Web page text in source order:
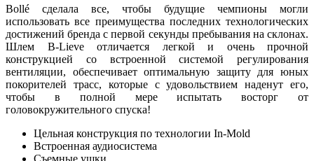
Bollé сделала все, чтобы будущие чемпионы могли
использовать все преимущества последних технологических
достижений бренда с первой секунды пребывания на склонах.
Шлем B-Lieve отличается легкой и очень прочной
конструкцией со встроенной системой регулирования
вентиляции, обеспечивает оптимальную защиту для юных
покорителей трасс, которые с удовольствием наденут его,
чтобы в полной мере испытать восторг от
головокружительного спуска!
Цельная конструкция по технологии In-Mold
Встроенная аудиосистема
Съемные ушки